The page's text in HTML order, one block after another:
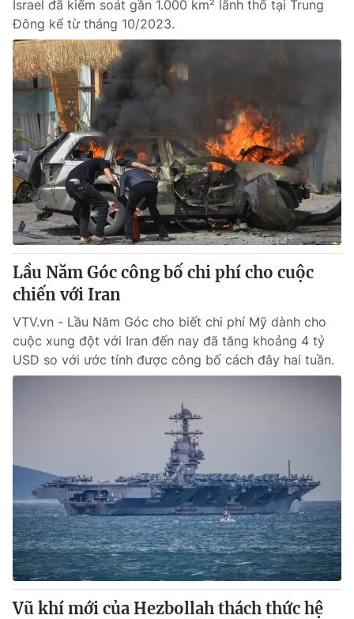
Israel đã kiểm soát gần 1.000 km² lãnh thổ tại Trung
Đông kể từ tháng 10/2023.
Lầu Năm Góc công bố chi phí cho cuộc
chiến với Iran
VTV.vn - Lầu Năm Góc cho biết chi phí Mỹ dành cho
cuộc xung đột với Iran đến nay đã tăng khoảng 4 tỷ
USD so với ước tính được công bố cách đây hai tuần.
Vũ khí mới của Hezbollah thách thức hệ